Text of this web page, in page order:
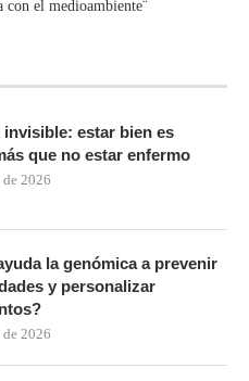
el medioambiente¨
invisible: estar bien es
que no estar enfermo
2026
la genómica a prevenir
y personalizar
2026